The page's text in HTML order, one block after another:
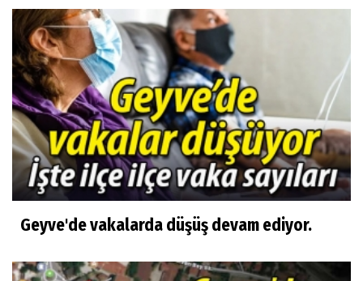
Geyve'de vakalarda düşüş devam ediyor.